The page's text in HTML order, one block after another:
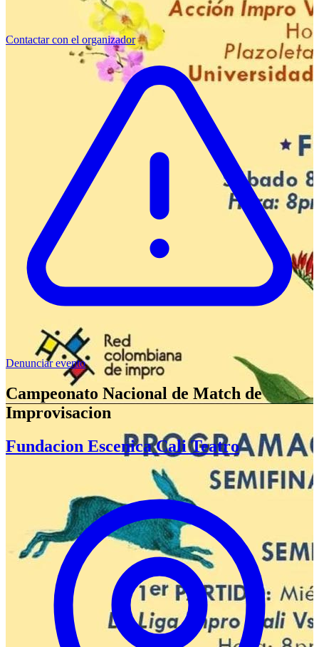
Contactar con el organizador
Denunciar evento
Campeonato Nacional de Match de
Improvisacion
Fundacion Escenica Cali Teatro